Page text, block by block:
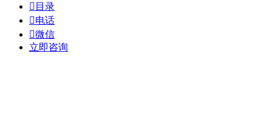
 目录
电话
微信
立即咨询